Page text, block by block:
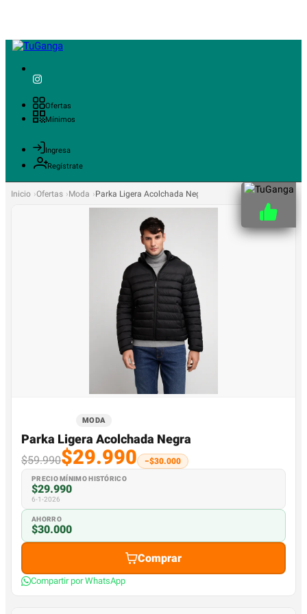
Ofertas
Mínimos
Ingresa
Regístrate
Inicio Ofertas Moda Parka Ligera Acolchada Negra
MODA
Parka Ligera Acolchada Negra
$59.990$29.990 −$30.000
PRECIO MÍNIMO HISTÓRICO
$29.990
6-1-2026
AHORRO
$30.000
Comprar
Compartir por WhatsApp